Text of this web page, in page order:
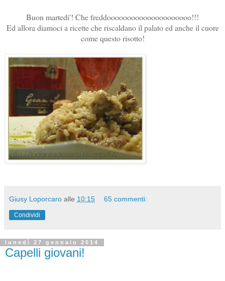
Buon martedi'! Che freddooooooooooooooooooooo!!!
Ed allora diamoci a ricette che riscaldano il palato ed anche il cuore
come questo risotto!
Giusy Loporcaro alle 10:15 65 commenti:
Condividi
lunedì 27 gennaio 2014
Capelli giovani!